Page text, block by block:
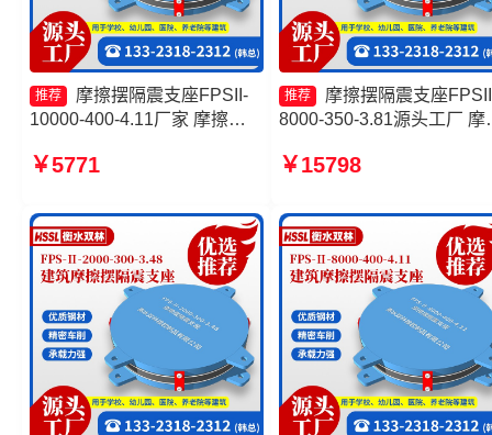
推荐
摩擦摆隔震支座FPSII-
10000-400-4.11厂家 摩擦摆
家 建筑摩擦摆式隔震支座厂家
300-3.48生产厂家
￥5771
推荐
摩擦摆隔震支座
8000-350-3.81源头工厂 摩
座FPSII-6000-300-3.48厂
￥15798